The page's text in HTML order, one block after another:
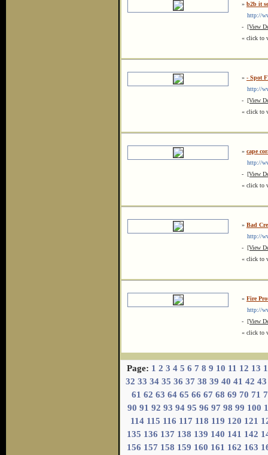
» b2b it
http://
- [View
« click to
» - Spot
http://
- [View
« click to
» cape
http://
- [View
« click to
» Bad
http://
- [View
« click to
» Fire
http://
- [View
« click to
Page: 1 2 3 4 5 6 7 8 9 10 11 12 13
32 33 34 35 36 37 38 39 40 41 42 43
61 62 63 64 65 66 67 68 69 70 71
90 91 92 93 94 95 96 97 98 99 100
114 115 116 117 118 119 120 121
135 136 137 138 139 140 141 142
156 157 158 159 160 161 162 163